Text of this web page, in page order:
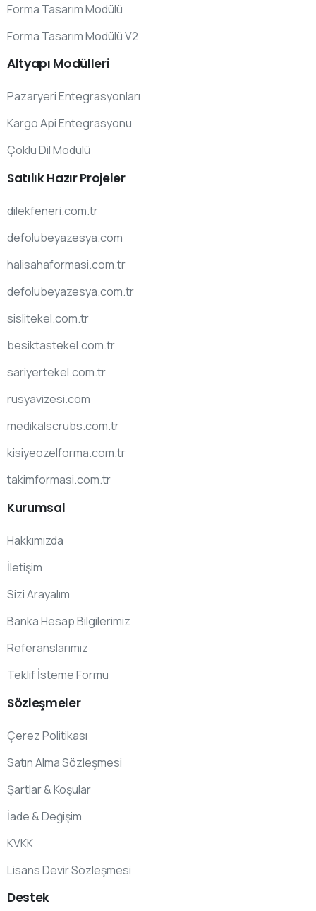
Forma Tasarım Modülü
Forma Tasarım Modülü V2
Altyapı Modülleri
Pazaryeri Entegrasyonları
Kargo Api Entegrasyonu
Çoklu Dil Modülü
SatılıkHazırProjeler
dilekfeneri.com.tr
defolubeyazesya.com
halisahaformasi.com.tr
defolubeyazesya.com.tr
sislitekel.com.tr
besiktastekel.com.tr
sariyertekel.com.tr
rusyavizesi.com
medikalscrubs.com.tr
kisiyeozelforma.com.tr
takimformasi.com.tr
Kurumsal
Hakkımızda
İletişim
Sizi Arayalım
Banka Hesap Bilgilerimiz
Referanslarımız
Teklif İsteme Formu
Sözleşmeler
Çerez Politikası
Satın Alma Sözleşmesi
Şartlar & Koşular
İade & Değişim
KVKK
Lisans Devir Sözleşmesi
Destek